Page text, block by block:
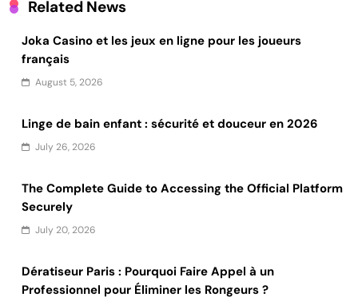
Related News
Joka Casino et les jeux en ligne pour les joueurs
français
August 5, 2026
Linge de bain enfant : sécurité et douceur en 2026
July 26, 2026
The Complete Guide to Accessing the Official Platform
Securely
July 20, 2026
Dératiseur Paris : Pourquoi Faire Appel à un
Professionnel pour Éliminer les Rongeurs ?